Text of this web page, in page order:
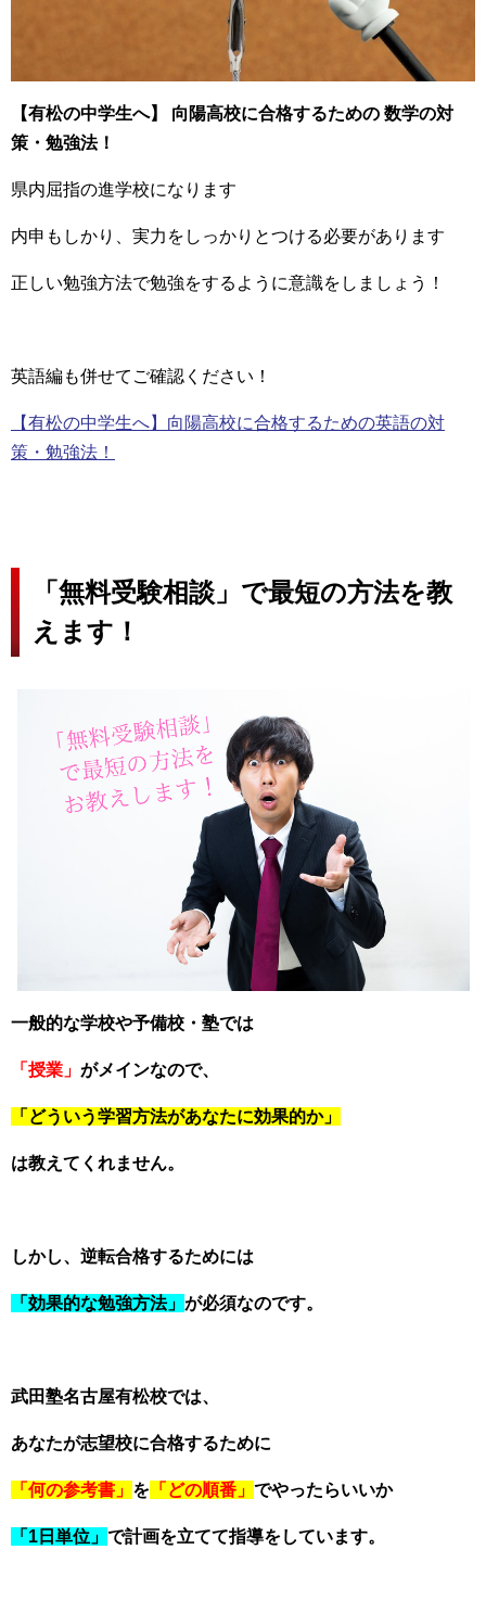
【有松の中学生へ】 向陽高校に合格するための 数学の対
策・勉強法！
県内屈指の進学校になります
内申もしかり、実力をしっかりとつける必要があります
正しい勉強方法で勉強をするように意識をしましょう！
英語編も併せてご確認ください！
【有松の中学生へ】向陽高校に合格するための英語の対
策・勉強法！
「無料受験相談」で最短の方法を教
えます！
一般的な学校や予備校・塾では
「授業」 がメインなので、
「どういう学習方法があなたに効果的か」
は教えてくれません。
しかし、逆転合格するためには
「効果的な勉強方法」 が必須なのです。
武田塾名古屋有松校では、
あなたが志望校に合格するために
「何の参考書」 を 「どの順番」 でやったらいいか
「1日単位」 で計画を立てて指導をしています。